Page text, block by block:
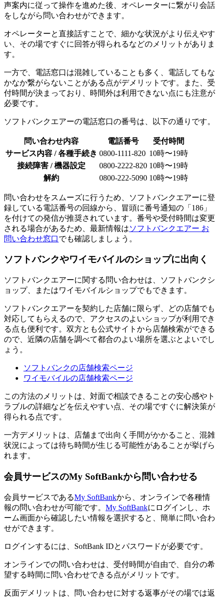
声案内に従って操作を進めた後、オペレーターに繋がり会話
をしながら問い合わせができます。
オペレーターと直接話すことで、細かな状況がより伝えやす
い、その場ですぐに回答が得られるなどのメリットがありま
す。
一方で、電話窓口は混雑していることも多く、電話してもな
かなか繋がらないことがある点がデメリットです。また、受
付時間が決まっており、時間外は利用できない点にも注意が
必要です。
ソフトバンクエアーの電話窓口の番号は、以下の通りです。
問い合わせ内容 電話番号
受付時間
サービス内容 / 各種手続き 0800-1111-820 10時〜19時
接続障害 / 機器設定
0800-2222-820 10時〜19時
解約
0800-222-5090 10時〜19時
問い合わせをスムーズに行うため、ソフトバンクエアーに登
録している電話番号の回線から、冒頭に番号通知の「186」
を付けての発信が推奨されています。番号や受付時間は変更
される場合があるため、最新情報はソフトバンクエアー お
問い合わせ窓口でも確認しましょう。
ソフトバンクやワイモバイルのショップに出向く
ソフトバンクエアーに関する問い合わせは、ソフトバンクシ
ョップ、またはワイモバイルショップでもできます。
ソフトバンクエアーを契約した店舗に限らず、どの店舗でも
対応してもらえるので、アクセスのよいショップが利用でき
る点も便利です。双方とも公式サイトから店舗検索ができる
ので、近隣の店舗を調べて都合のよい場所を選ぶとよいでし
ょう。
ソフトバンクの店舗検索ページ
ワイモバイルの店舗検索ページ
この方法のメリットは、対面で相談できることの安心感やト
ラブルの詳細などを伝えやすい点、その場ですぐに解決策が
得られる点です。
一方デメリットは、店舗まで出向く手間がかかること、混雑
状況によっては待ち時間が生じる可能性があることが挙げら
れます。
会員サービスのMy SoftBankから問い合わせる
会員サービスであるMy SoftBankから、オンラインで各種情
報の問い合わせが可能です。 My SoftBankにログインし、ホ
ーム画面から確認したい情報を選択すると、簡単に問い合わ
せができます。
ログインするには、SoftBank IDとパスワードが必要です。
オンラインでの問い合わせは、受付時間が自由で、自分の希
望する時間に問い合わせできる点がメリットです。
反面デメリットは、問い合わせに対する返事がその場では返